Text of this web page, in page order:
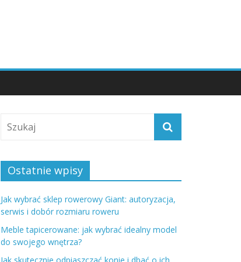
Ostatnie wpisy
Jak wybrać sklep rowerowy Giant: autoryzacja,
serwis i dobór rozmiaru roweru
Meble tapicerowane: jak wybrać idealny model
do swojego wnętrza?